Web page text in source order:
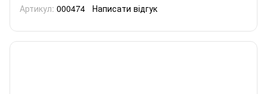
Артикул: 000474 Написати відгук